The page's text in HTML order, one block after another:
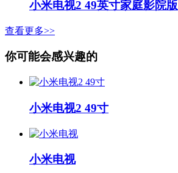
小米电视2 49英寸家庭影院版
查看更多>>
你可能会感兴趣的
小米电视2 49寸
小米电视